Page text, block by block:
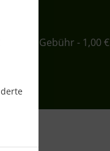
€, Gebühr - 1,00 €